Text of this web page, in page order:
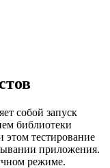
собой запуск
библиотеки
этом тестирование
приложения.
режиме.